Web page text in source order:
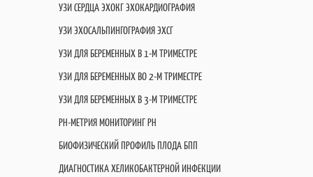
УЗИ СЕРДЦА ЭХОКГ ЭХОКАРДИОГРАФИЯ
УЗИ ЭХОСАЛЬПИНГОГРАФИЯ ЭХСГ
УЗИ ДЛЯ БЕРЕМЕННЫХ В 1-М ТРИМЕСТРЕ
УЗИ ДЛЯ БЕРЕМЕННЫХ ВО 2-М ТРИМЕСТРЕ
УЗИ ДЛЯ БЕРЕМЕННЫХ В 3-М ТРИМЕСТРЕ
PH-МЕТРИЯ МОНИТОРИНГ PH
БИОФИЗИЧЕСКИЙ ПРОФИЛЬ ПЛОДА БПП
ДИАГНОСТИКА ХЕЛИКОБАКТЕРНОЙ ИНФЕКЦИИ